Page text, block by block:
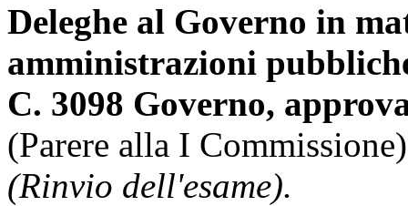
Deleghe al Governo in
amministrazioni
C. 3098 Governo,
(Parere alla I
(Rinvio dell'esame).